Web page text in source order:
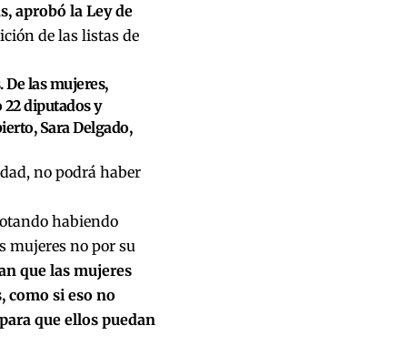
aprobó la Ley de
de las listas de
las mujeres,
diputados y
Sara Delgado,
no podrá haber
habiendo
mujeres no por su
que las mujeres
como si eso no
que ellos puedan